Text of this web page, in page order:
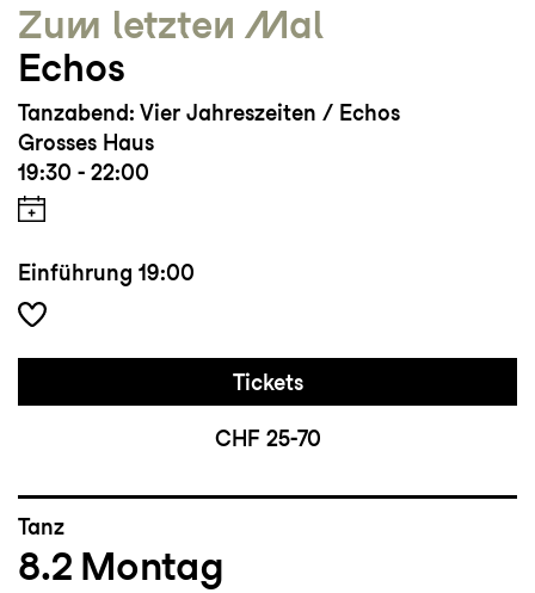
Zum letzten Mal
Echos
Tanzabend: Vier Jahreszeiten / Echos
Grosses Haus
19:30 - 22:00
Einführung 19:00
Tickets
CHF 25-70
Tanz
8.2 Montag